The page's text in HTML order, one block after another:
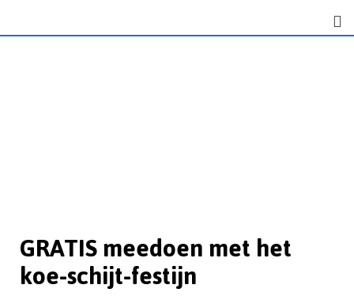
GRATIS meedoen met het
koe-schijt-festijn